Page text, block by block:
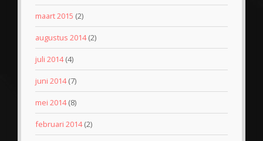
maart 2015 (2)
augustus 2014(2)
juli 2014(4)
juni 2014(7)
mei 2014(8)
februari 2014(2)